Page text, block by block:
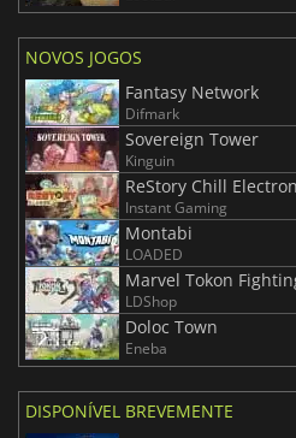
NOVOS JOGOS
Fantasy Network
Difmark
Sovereign Tower
Kinguin
ReStory Chill
Instant Gaming
Montabi
LOADED
Marvel Tokon
LDShop
Doloc Town
Eneba
DISPONÍVEL BREVEMENTE